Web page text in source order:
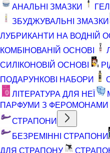
АНАЛЬНІ ЗМАЗКИ
ЗБУДЖУВАЛЬНІ ЗМАЗКИ
ЛУБРИКАНТИ НА ВОДНІЙ
КОМБІНОВАНІЙ ОСНОВІ
СИЛІКОНОВІЙ ОСНОВІ
ПОДАРУНКОВІ НАБОРИ
ЛІТЕРАТУРА ДЛЯ НЕЇ
ПАРФУМИ З ФЕРОМОНАМИ
СТРАПОНИ
БЕЗРЕМІННІ СТРАПОНИ
ДЛЯ СТРАПОНУ